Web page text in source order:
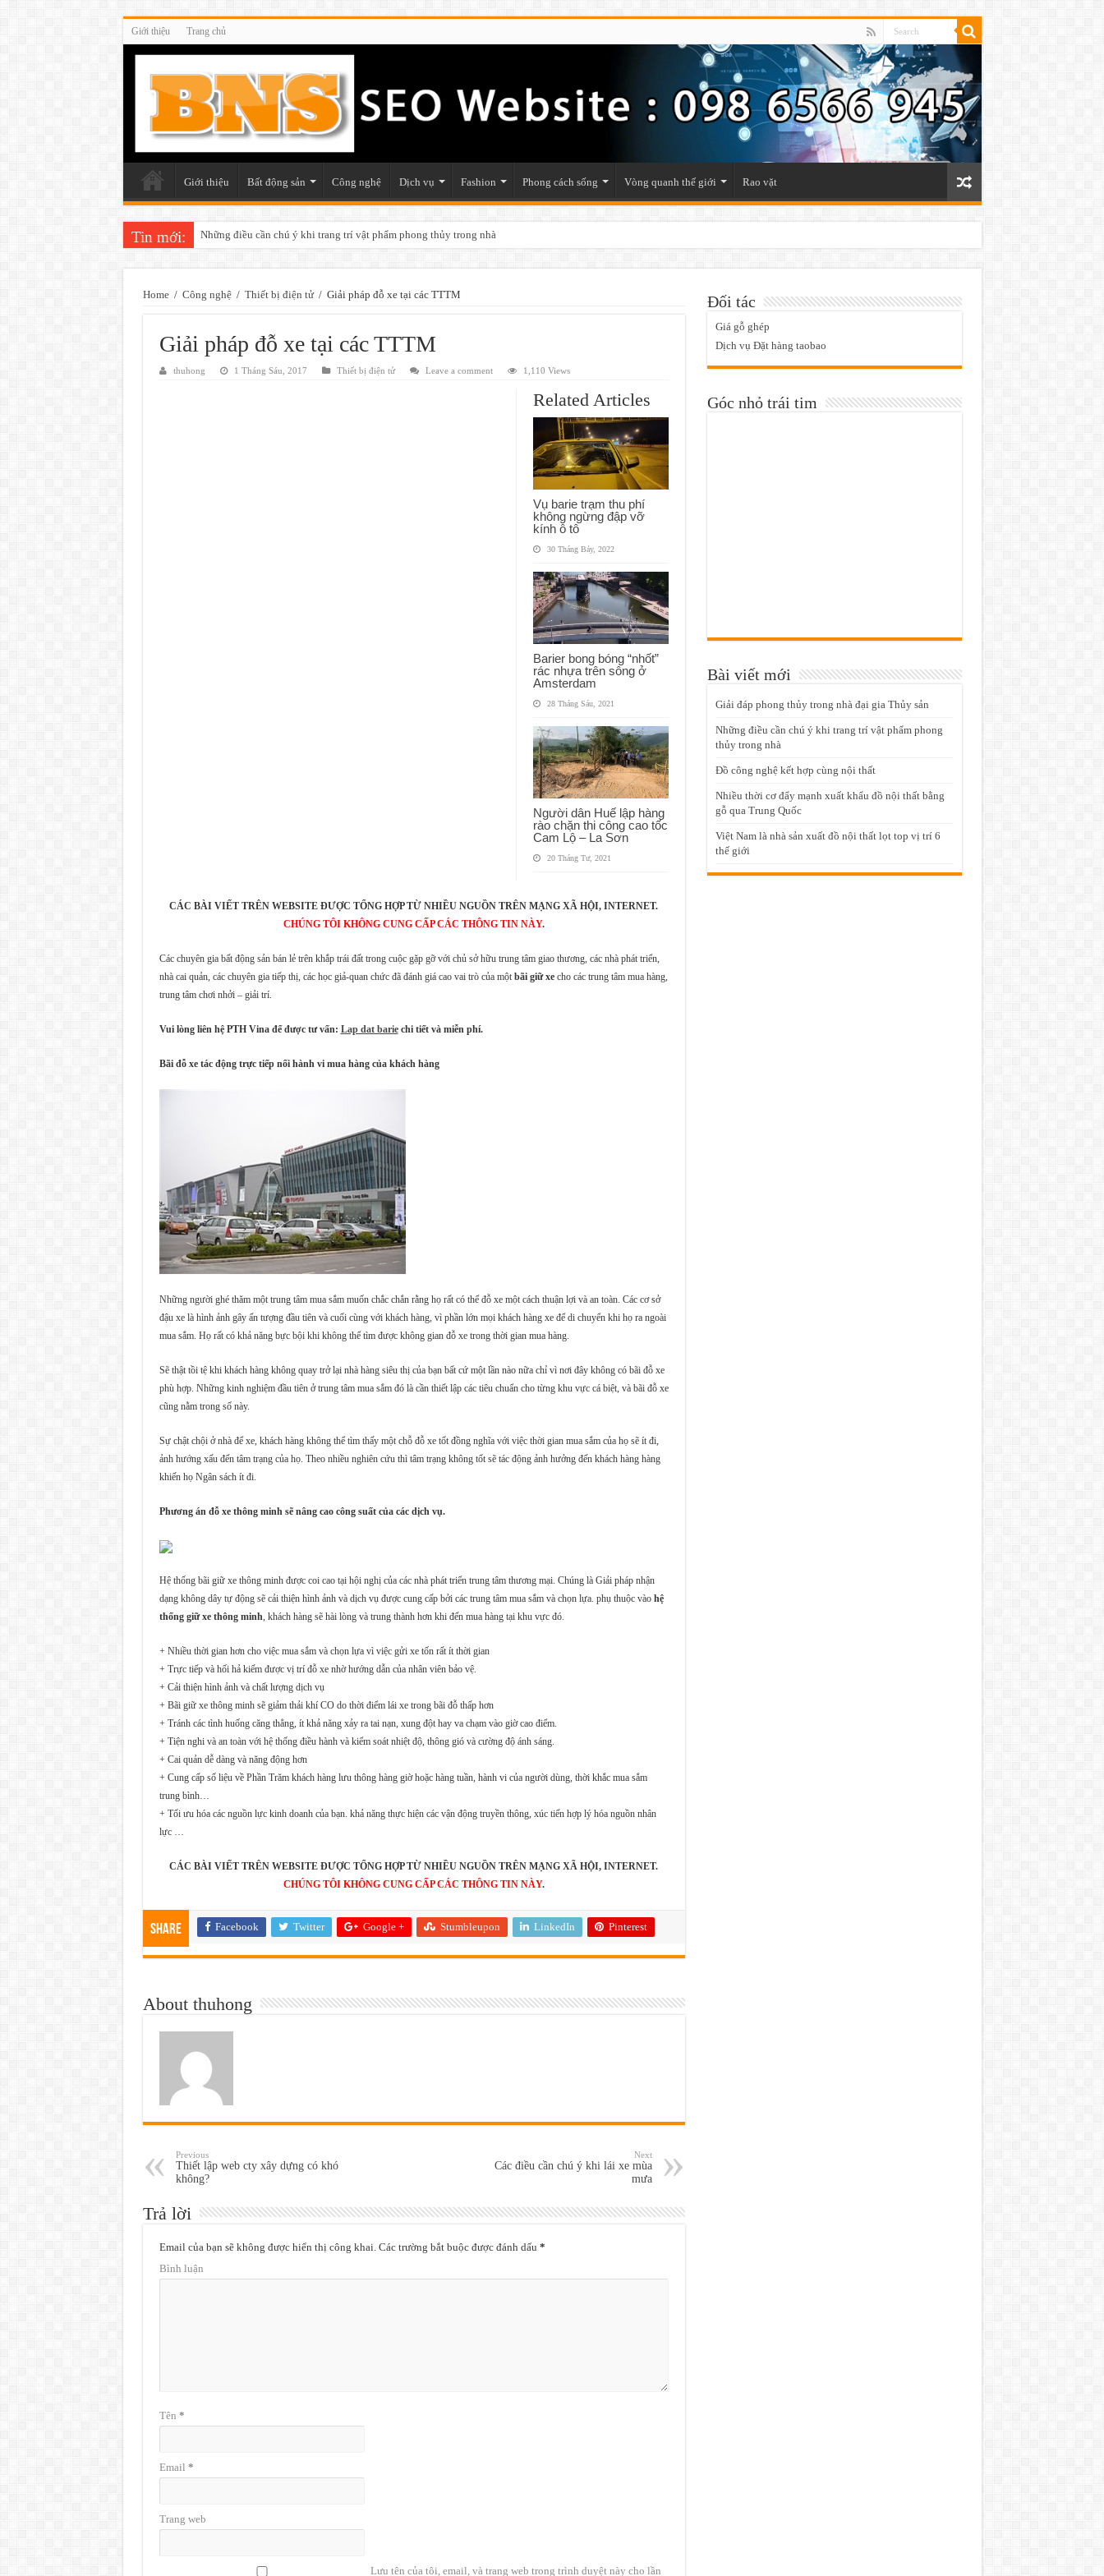
Giới thiệu Trang chủ
Giới thiệu Bất động sản Công nghệ Dịch vụ Fashion Phong cách sống Vòng quanh thế giới Rao vặt
Tin mới: Những điều cần chú ý khi trang trí vật phẩm phong thủy trong nhà
Home / Công nghệ / Thiết bị điện tử / Giải pháp đỗ xe tại các TTTM
Giải pháp đỗ xe tại các TTTM
thuhong 1 Tháng Sáu, 2017 Thiết bị điện tử Leave a comment 1,110 Views
Related Articles
Vụ barie trạm thu phí
không ngừng đập vỡ
kính ô tô
30 Tháng Bảy, 2022
Barier bong bóng “nhốt”
rác nhựa trên sông ở
Amsterdam
28 Tháng Sáu, 2021
Người dân Huế lập hàng
rào chặn thi công cao tốc
Cam Lộ – La Sơn
20 Tháng Tư, 2021
CÁC BÀI VIẾT TRÊN WEBSITE ĐƯỢC TỔNG HỢP TỪ NHIỀU NGUỒN TRÊN MẠNG XÃ HỘI, INTERNET.
CHÚNG TÔI KHÔNG CUNG CẤP CÁC THÔNG TIN NÀY.
Các chuyên gia bất động sản bán lẻ trên khắp trái đất trong cuộc gặp gỡ với chủ sở hữu trung tâm giao thương, các nhà phát triển,
nhà cai quản, các chuyên gia tiếp thị, các học giả-quan chức đã đánh giá cao vai trò của một bãi giữ xecho các trung tâm mua hàng,
trung tâm chơi nhởi – giải trí.
Vui lòng liên hệ PTH Vina để được tư vấn: Lap dat bariechi tiết và miễn phí.
Bãi đỗ xe tác động trực tiếp nối hành vi mua hàng của khách hàng
Những người ghé thăm một trung tâm mua sắm muốn chắc chắn rằng họ rất có thể đỗ xe một cách thuận lợi và an toàn. Các cơ sở
đậu xe là hình ảnh gây ấn tượng đầu tiên và cuối cùng với khách hàng, vì phần lớn mọi khách hàng xe để di chuyển khi họ ra ngoài
mua sắm. Họ rất có khả năng bực bội khi không thể tìm được không gian đỗ xe trong thời gian mua hàng.
Sẽ thật tồi tệ khi khách hàng không quay trở lại nhà hàng siêu thị của bạn bất cứ một lần nào nữa chỉ vì nơi đây không có bãi đỗ xe
phù hợp. Những kinh nghiệm đầu tiên ở trung tâm mua sắm đó là cần thiết lập các tiêu chuẩn cho từng khu vực cá biệt, và bãi đỗ xe
cũng nằm trong số này.
Sự chật chội ở nhà để xe, khách hàng không thể tìm thấy một chỗ đỗ xe tốt đồng nghĩa với việc thời gian mua sắm của họ sẽ ít đi,
ảnh hướng xấu đến tâm trạng của họ. Theo nhiều nghiên cứu thì tâm trạng không tốt sẽ tác động ảnh hưởng đến khách hàng hàng
khiến họ Ngân sách ít đi.
Phương án đỗ xe thông minh sẽ nâng cao công suất của các dịch vụ.
Hệ thống bãi giữ xe thông minh được coi cao tại hội nghị của các nhà phát triển trung tâm thương mại. Chúng là Giải pháp nhận
dạng không dây tự động sẽ cải thiện hình ảnh và dịch vụ được cung cấp bởi các trung tâm mua sắm và chọn lựa. phụ thuộc vào hệ
thống giữ xe thông minh , khách hàng sẽ hài lòng và trung thành hơn khi đến mua hàng tại khu vực đó.
+ Nhiều thời gian hơn cho việc mua sắm và chọn lựa vì việc gửi xe tốn rất ít thời gian
+ Trực tiếp và hối hả kiếm được vị trí đỗ xe nhờ hướng dẫn của nhân viên bảo vệ.
+ Cải thiện hình ảnh và chất lượng dịch vụ
+ Bãi giữ xe thông minh sẽ giảm thải khí CO do thời điểm lái xe trong bãi đỗ thấp hơn
+ Tránh các tình huống căng thẳng, ít khả năng xảy ra tai nạn, xung đột hay va chạm vào giờ cao điểm.
+ Tiện nghi và an toàn với hệ thống điều hành và kiểm soát nhiệt độ, thông gió và cường độ ánh sáng.
+ Cai quản dễ dàng và năng động hơn
+ Cung cấp số liệu về Phần Trăm khách hàng lưu thông hàng giờ hoặc hàng tuần, hành vi của người dùng, thời khắc mua sắm
trung bình…
+ Tối ưu hóa các nguồn lực kinh doanh của bạn. khả năng thực hiện các vận động truyền thông, xúc tiến hợp lý hóa nguồn nhân
lực …
CÁC BÀI VIẾT TRÊN WEBSITE ĐƯỢC TỔNG HỢP TỪ NHIỀU NGUỒN TRÊN MẠNG XÃ HỘI, INTERNET.
CHÚNG TÔI KHÔNG CUNG CẤP CÁC THÔNG TIN NÀY.
Share Facebook Twitter Google + Stumbleupon LinkedIn Pinterest
About thuhong
Previous
Thiết lập web cty xây dựng có khó
không?
Next
Các điều cần chú ý khi lái xe mùa
mưa
Trả lời
Email của bạn sẽ không được hiển thị công khai. Các trường bắt buộc được đánh dấu *
Bình luận
Tên *
Email *
Trang web
Lưu tên của tôi, email, và trang web trong trình duyệt này cho lần
Đối tác
Giá gỗ ghép
Dịch vụ Đặt hàng taobao
Góc nhỏ trái tim
Bài viết mới
Giải đáp phong thủy trong nhà đại gia Thủy sản
Những điều cần chú ý khi trang trí vật phẩm phong
thủy trong nhà
Đồ công nghệ kết hợp cùng nội thất
Nhiều thời cơ đẩy mạnh xuất khẩu đồ nội thất bằng
gỗ qua Trung Quốc
Việt Nam là nhà sản xuất đồ nội thất lọt top vị trí 6
thế giới